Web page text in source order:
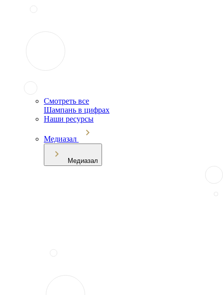
Смотреть все
Шампань в цифрах
Наши ресурсы
Медиазал
Медиазал